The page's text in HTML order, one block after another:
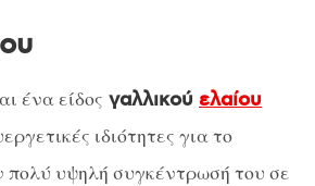
ένα είδος γαλλικού ελαίου
ιδιότητες για το
υψηλή συγκέντρωσή του σε